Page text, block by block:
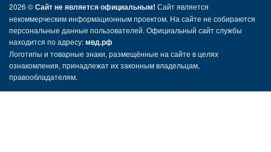
2026 ©Сайт не является официальным! Сайт является
некоммерческим информационным проектом. На сайте не собираются
персональные данные пользователей. Официальный сайт службы
находится по адресу:мвд.рф
Логотипы и товарные знаки, размещённые на сайте в целях
ознакомления, принадлежат их законным владельцам,
правообладателям.